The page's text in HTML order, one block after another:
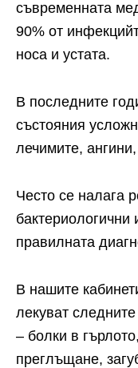
съвременната
90% от
носа и устата.
В последните
състояния
лечимите,
Често се налага
бактериологични
правилната
В нашите
лекуват
– болки в
преглъщане,